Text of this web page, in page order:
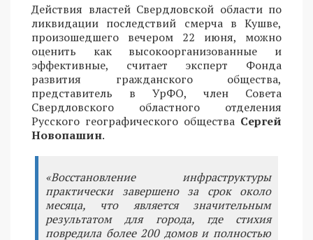
Действия властей Свердловской области по
ликвидации последствий смерча в Кушве,
произошедшего вечером 22 июня, можно
оценить как высокоорганизованные и
эффективные, считает эксперт Фонда
развития гражданского общества,
представитель в УрФО, член Совета
Свердловского областного отделения
Русского географического общества Сергей
Новопашин.
«Восстановление инфраструктуры
практически завершено за срок около
месяца, что является значительным
результатом для города, где стихия
повредила более 200 домов и полностью